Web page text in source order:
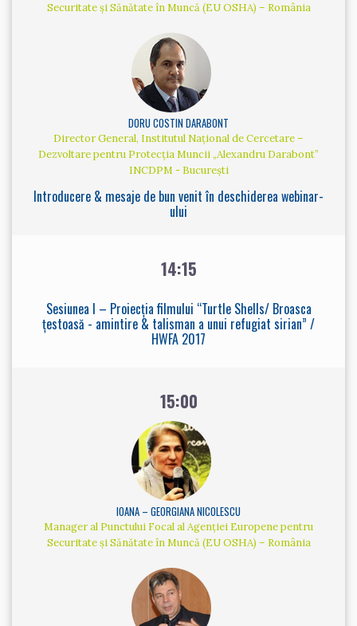
Securitate și Sănătate în Muncă (EU OSHA) – România
DORU COSTIN DARABONT
Director General, Institutul Național de Cercetare –
Dezvoltare pentru Protecția Muncii „Alexandru Darabont”
INCDPM - București
Introducere & mesaje de bun venit în deschiderea webinar-
ului
14:15
Sesiunea I – Proiecția filmului “Turtle Shells/ Broasca
țestoasă - amintire & talisman a unui refugiat sirian” /
HWFA 2017
15:00
IOANA – GEORGIANA NICOLESCU
Manager al Punctului Focal al Agenției Europene pentru
Securitate și Sănătate în Muncă (EU OSHA) – România